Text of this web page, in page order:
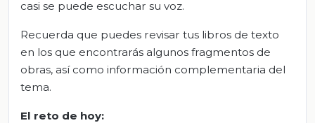
casi se puede escuchar su voz.
Recuerda que puedes revisar tus libros de texto
en los que encontrarás algunos fragmentos de
obras, así como información complementaria del
tema.
El reto de hoy: